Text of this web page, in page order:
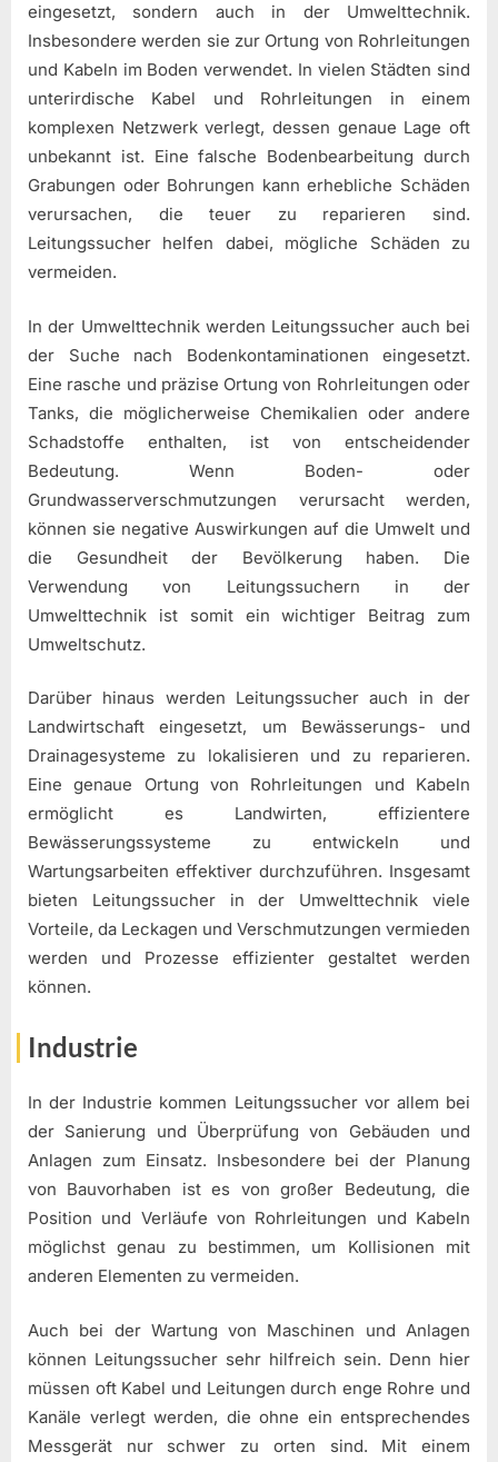
eingesetzt, sondern auch in der Umwelttechnik.
Insbesondere werden sie zur Ortung von Rohrleitungen
und Kabeln im Boden verwendet. In vielen Städten sind
unterirdische Kabel und Rohrleitungen in einem
komplexen Netzwerk verlegt, dessen genaue Lage oft
unbekannt ist. Eine falsche Bodenbearbeitung durch
Grabungen oder Bohrungen kann erhebliche Schäden
verursachen, die teuer zu reparieren sind.
Leitungssucher helfen dabei, mögliche Schäden zu
vermeiden.
In der Umwelttechnik werden Leitungssucher auch bei
der Suche nach Bodenkontaminationen eingesetzt.
Eine rasche und präzise Ortung von Rohrleitungen oder
Tanks, die möglicherweise Chemikalien oder andere
Schadstoffe enthalten, ist von entscheidender
Bedeutung. Wenn Boden- oder
Grundwasserverschmutzungen verursacht werden,
können sie negative Auswirkungen auf die Umwelt und
die Gesundheit der Bevölkerung haben. Die
Verwendung von Leitungssuchern in der
Umwelttechnik ist somit ein wichtiger Beitrag zum
Umweltschutz.
Darüber hinaus werden Leitungssucher auch in der
Landwirtschaft eingesetzt, um Bewässerungs- und
Drainagesysteme zu lokalisieren und zu reparieren.
Eine genaue Ortung von Rohrleitungen und Kabeln
ermöglicht es Landwirten, effizientere
Bewässerungssysteme zu entwickeln und
Wartungsarbeiten effektiver durchzuführen. Insgesamt
bieten Leitungssucher in der Umwelttechnik viele
Vorteile, da Leckagen und Verschmutzungen vermieden
werden und Prozesse effizienter gestaltet werden
können.
Industrie
In der Industrie kommen Leitungssucher vor allem bei
der Sanierung und Überprüfung von Gebäuden und
Anlagen zum Einsatz. Insbesondere bei der Planung
von Bauvorhaben ist es von großer Bedeutung, die
Position und Verläufe von Rohrleitungen und Kabeln
möglichst genau zu bestimmen, um Kollisionen mit
anderen Elementen zu vermeiden.
Auch bei der Wartung von Maschinen und Anlagen
können Leitungssucher sehr hilfreich sein. Denn hier
müssen oft Kabel und Leitungen durch enge Rohre und
Kanäle verlegt werden, die ohne ein entsprechendes
Messgerät nur schwer zu orten sind. Mit einem